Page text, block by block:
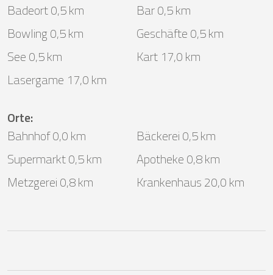
Badeort 0,5 km
Bar 0,5 km
Bowling 0,5 km
Geschäfte 0,5 km
See 0,5 km
Kart 17,0 km
Lasergame 17,0 km
Orte:
Bahnhof 0,0 km
Bäckerei 0,5 km
Supermarkt 0,5 km
Apotheke 0,8 km
Metzgerei 0,8 km
Krankenhaus 20,0 km